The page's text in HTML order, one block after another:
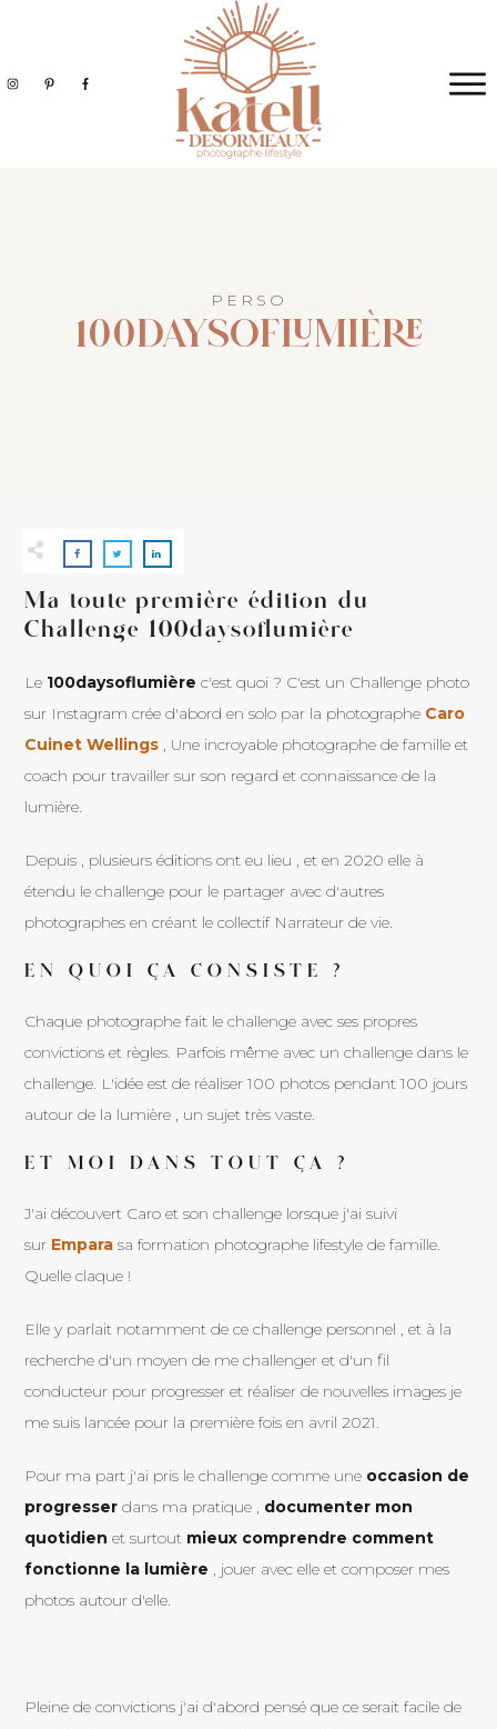
PERSO
100DAYSOFLUMIÈRE
Ma toute première édition du
Challenge 100daysoflumière
Le 100daysoflumière c'est quoi ? C'est un Challenge photo
sur Instagram crée d'abord en solo par la photographe Caro
Cuinet Wellings , Une incroyable photographe de famille et
coach pour travailler sur son regard et connaissance de la
lumière.
Depuis , plusieurs éditions ont eu lieu , et en 2020 elle à
étendu le challenge pour le partager avec d'autres
photographes en créant le collectif Narrateur de vie.
EN QUOI ÇA CONSISTE ?
Chaque photographe fait le challenge avec ses propres
convictions et règles. Parfois même avec un challenge dans le
challenge. L'idée est de réaliser 100 photos pendant 100 jours
autour de la lumière , un sujet très vaste.
ET MOI DANS TOUT ÇA ?
J'ai découvert Caro et son challenge lorsque j'ai suivi
sur Empara sa formation photographe lifestyle de famille.
Quelle claque !
Elle y parlait notamment de ce challenge personnel , et à la
recherche d'un moyen de me challenger et d'un fil
conducteur pour progresser et réaliser de nouvelles images je
me suis lancée pour la première fois en avril 2021.
Pour ma part j'ai pris le challenge comme une occasion de
progresser dans ma pratique , documenter mon
quotidien et surtout mieux comprendre comment
fonctionne la lumière , jouer avec elle et composer mes
photos autour d'elle.
Pleine de convictions j'ai d'abord pensé que ce serait facile de